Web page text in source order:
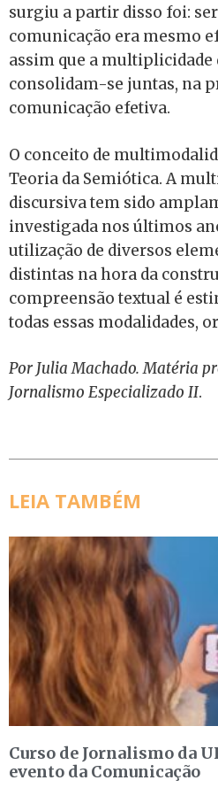
surgiu a partir disso foi:
comunicação era mesmo
assim que a
consolidam-se juntas, na
comunicação efetiva.
O conceito de
Teoria da Semiótica. A
discursiva tem sido
investigada nos últimos
utilização de diversos
distintas na hora da
compreensão textual é
todas essas modalidades,
Por Julia Machado. Matéria
Jornalismo Especializado II.
LEIA TAMBÉM
Curso de Jornalismo da
evento da Comunicação